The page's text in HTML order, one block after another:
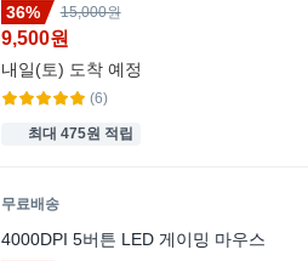
36%
15,000원
9,500원
내일(토) 도착 예정
(6)
최대 475원 적립
무료배송
4000DPI 5버튼 LED 게이밍 마우스